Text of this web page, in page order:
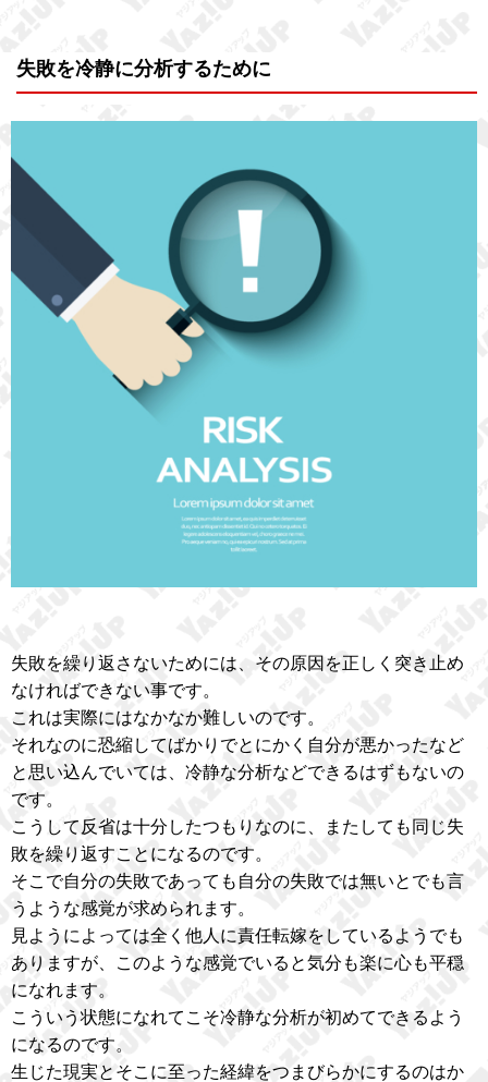
失敗を冷静に分析するために
失敗を繰り返さないためには、その原因を正しく突き止め
なければできない事です。
これは実際にはなかなか難しいのです。
それなのに恐縮してばかりでとにかく自分が悪かったなど
と思い込んでいては、冷静な分析などできるはずもないの
です。
こうして反省は十分したつもりなのに、またしても同じ失
敗を繰り返すことになるのです。
そこで自分の失敗であっても自分の失敗では無いとでも言
うような感覚が求められます。
見ようによっては全く他人に責任転嫁をしているようでも
ありますが、このような感覚でいると気分も楽に心も平穏
になれます。
こういう状態になれてこそ冷静な分析が初めてできるよう
になるのです。
生じた現実とそこに至った経緯をつまびらかにするのはか